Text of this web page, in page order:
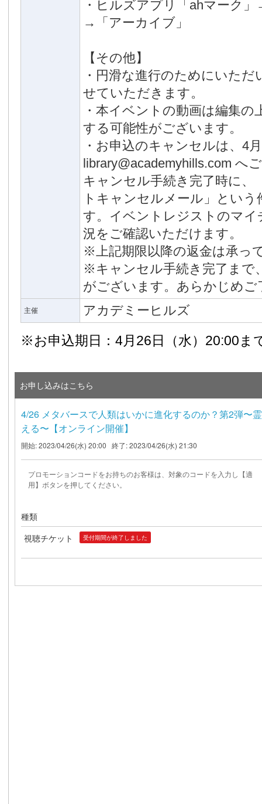
・ヒルズアプリ「ahマーク
→「アーカイブ」
【その他】
・円滑な進行のためにいた
せていただきます。
・本イベントの動画は編集の
する可能性がございます。
・お申込のキャンセルは、4
library@academyhills.com へ
キャンセル手続き完了時に、
トキャンセルメール」とい
す。イベントレジストのマ
況をご確認いただけます。
※上記期限以降の返金は承っ
※キャンセル手続き完了まで
がございます。あらかじめご
主催 アカデミーヒルズ
※お申込期日：4月26日（水）20:00ま